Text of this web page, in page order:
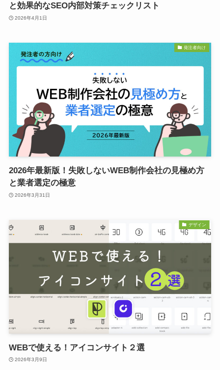
と効果的なSEO内部対策チェックリスト
2026年4月1日
発注者向け
2026年最新版！失敗しないWEB制作会社の見極め方
と業者選定の極意
2026年3月31日
デザイン
WEBで使える！アイコンサイト２選
2026年3月9日